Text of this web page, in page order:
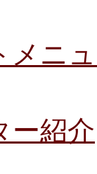
メニ
ー紹介